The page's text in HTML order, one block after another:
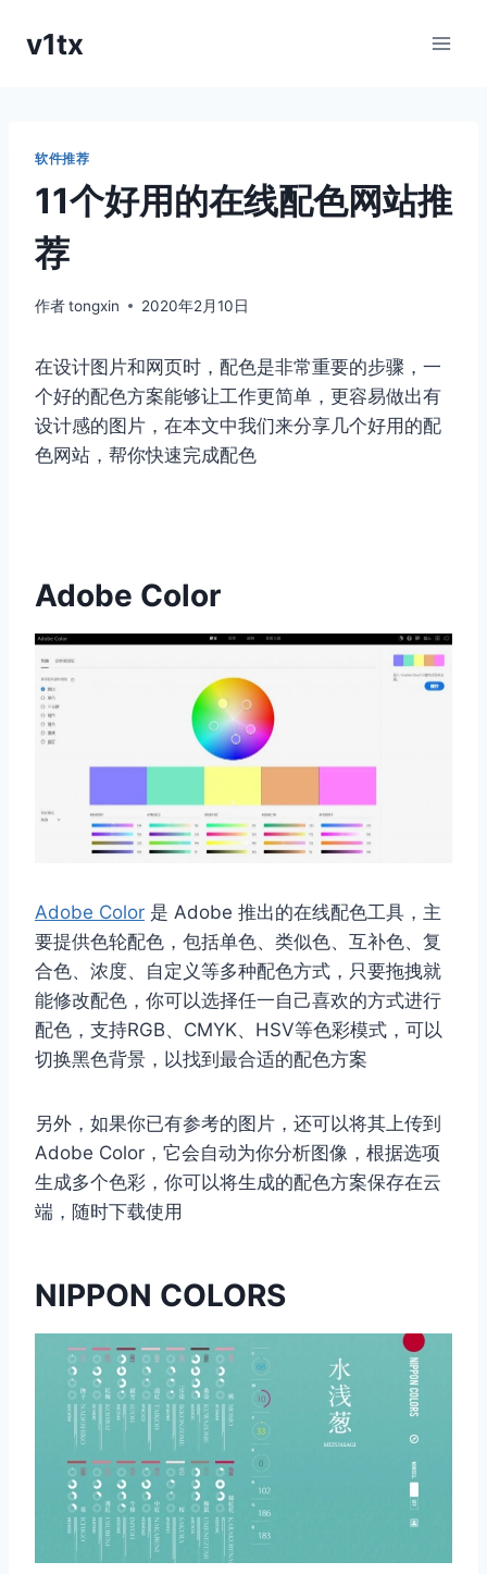
v1tx
软件推荐
11个好用的在线配色网站推
荐
作者tongxin 2020年2月10日
在设计图片和网页时，配色是非常重要的步骤，一
个好的配色方案能够让工作更简单，更容易做出有
设计感的图片，在本文中我们来分享几个好用的配
色网站，帮你快速完成配色
Adobe Color
Adobe Color 是 Adobe 推出的在线配色工具，主
要提供色轮配色，包括单色、类似色、互补色、复
合色、浓度、自定义等多种配色方式，只要拖拽就
能修改配色，你可以选择任一自己喜欢的方式进行
配色，支持RGB、CMYK、HSV等色彩模式，可以
切换黑色背景，以找到最合适的配色方案
另外，如果你已有参考的图片，还可以将其上传到
Adobe Color，它会自动为你分析图像，根据选项
生成多个色彩，你可以将生成的配色方案保存在云
端，随时下载使用
NIPPON COLORS